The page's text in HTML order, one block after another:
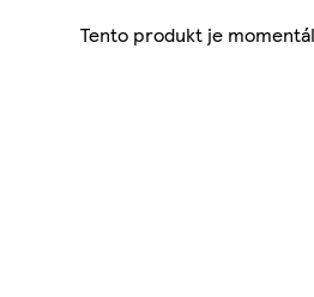
Tento produkt je